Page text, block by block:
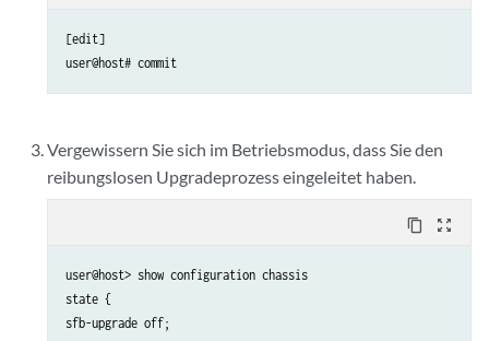
[edit]
Vergewissern Sie sich im Betriebsmodus, dass Sie den
reibungslosen Upgradeprozess eingeleitet haben.
content_copy zoom_out_map
user@host> show configuration chassis
state {
sfb-upgrade off;